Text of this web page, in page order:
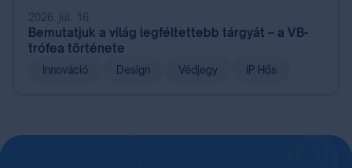
2026. júl. 16.
Bemutatjuk a világ legféltettebb tárgyát – a VB-
trófea története
Innováció Design Védjegy IP Hős